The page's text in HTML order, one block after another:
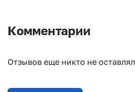
Комментарии
Отзывов еще никто не оставлял